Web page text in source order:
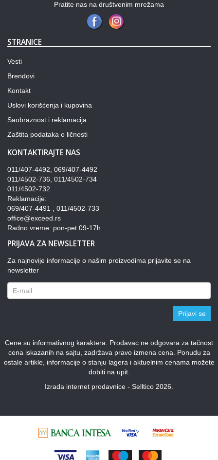
Pratite nas na društvenim mrežama
STRANICE
Vesti
Brendovi
Kontakt
Uslovi korišćenja i kupovina
Saobraznost i reklamacija
Zaštita podataka o ličnosti
KONTAKTIRAJTE NAS
011/407-4492, 069/407-4492
011/4502-736, 011/4502-734
011/4502-732
Reklamacije:
069/407-4491 , 011/4502-733
office@exceed.rs
Radno vreme: pon-pet 09-17h
PRIJAVA ZA NEWSLETTER
Za najnovije informacije o našim proizvodima prijavite se na
newsletter
Prijavi se
Cene su informativnog karaktera. Prodavac ne odgovara za tačnost
cena iskazanih na sajtu, zadržava pravo izmena cena. Ponudu za
ostale artikle, informacije o stanju lagera i aktuelnim cenama možete
dobiti na upit.
Izrada internet prodavnice - Selltico 2026.